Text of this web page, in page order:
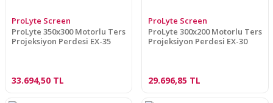
ProLyte Screen
ProLyte 350x300 Motorlu Ters
Projeksiyon Perdesi EX-35
33.694,50 TL
ProLyte Screen
ProLyte 300x200 Motorlu Ters
Projeksiyon Perdesi EX-30
29.696,85 TL